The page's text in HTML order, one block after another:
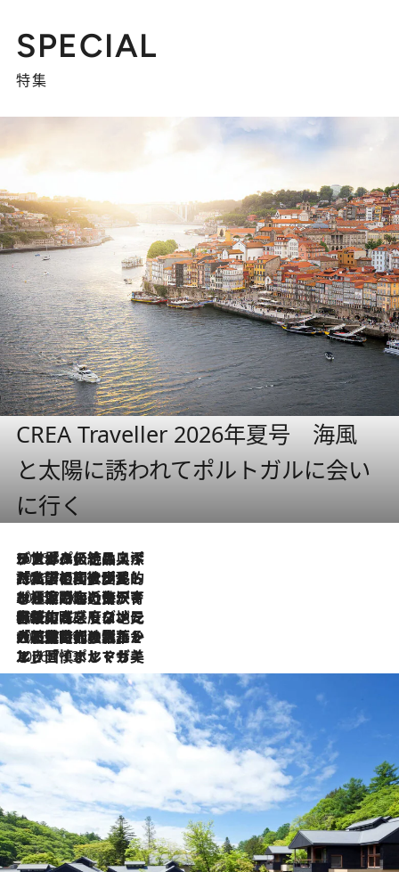
SPECIAL
特集
CREA Traveller 2026年夏号 海風
と太陽に誘われてポルトガルに会い
に行く
2026.8.8
リスボンの絶品スイーツ「パステル・デ・ナタ」とは？ポルトガル伝統の奥深い世界へ
2026.7.27
「私の祖国はポルトガル語です」国民的詩人フェルナンド・ペソアと、彼が愛した文学の街を歩く
2026.7.26
ポルトガル近海が育む極上の海の幸。キリリと冷えた白ワインと愉しむ、シーフード専門店の贅沢
2026.7.22
伝統の味をモダンに昇華。高感度な地元客が集う、リスボンの最旬ガストロノミー
2026.7.21
大航海時代の栄華から、震災、独裁、そして革命へ。ポルトガル・首都リスボンの石畳に刻まれた「歴史の光と影」
2026.7.13
エッセイ・ヤマザキマリ「慎ましくも美しき国 ポルトガル」